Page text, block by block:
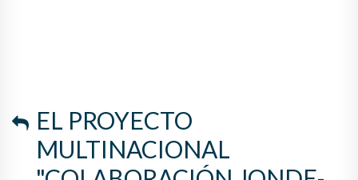
ANUNCIA SU SELECCIÓN DE
INTÉRPRETES
EL PROYECTO
MULTINACIONAL